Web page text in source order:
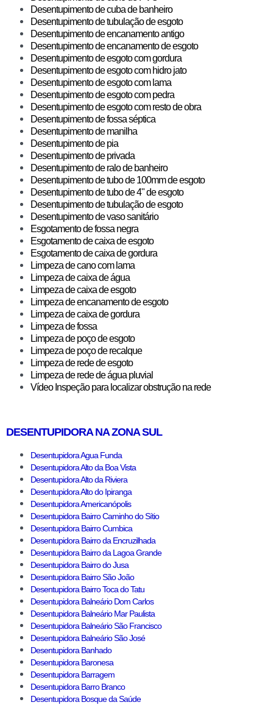
Desentupimento de cuba de banheiro
Desentupimento de tubulação de esgoto
Desentupimento de encanamento antigo
Desentupimento de encanamento de esgoto
Desentupimento de esgoto com gordura
Desentupimento de esgoto com hidro jato
Desentupimento de esgoto com lama
Desentupimento de esgoto com pedra
Desentupimento de esgoto com resto de obra
Desentupimento de fossa séptica
Desentupimento de manilha
Desentupimento de pia
Desentupimento de privada
Desentupimento de ralo de banheiro
Desentupimento de tubo de 100mm de esgoto
Desentupimento de tubo de 4" de esgoto
Desentupimento de tubulação de esgoto
Desentupimento de vaso sanitário
Esgotamento de fossa negra
Esgotamento de caixa de esgoto
Esgotamento de caixa de gordura
Limpeza de cano com lama
Limpeza de caixa de água
Limpeza de caixa de esgoto
Limpeza de encanamento de esgoto
Limpeza de caixa de gordura
Limpeza de fossa
Limpeza de poço de esgoto
Limpeza de poço de recalque
Limpeza de rede de esgoto
Limpeza de rede de água pluvial
Vídeo Inspeção para localizar obstrução na rede
DESENTUPIDORA NA ZONA SUL
Desentupidora Agua Funda
Desentupidora Alto da Boa Vista
Desentupidora Alto da Riviera
Desentupidora Alto do Ipiranga
Desentupidora Americanópolis
Desentupidora Bairro Caminho do Sítio
Desentupidora Bairro Cumbica
Desentupidora Bairro da Encruzilhada
Desentupidora Bairro da Lagoa Grande
Desentupidora Bairro do Jusa
Desentupidora Bairro São João
Desentupidora Bairro Toca do Tatu
Desentupidora Balneário Dom Carlos
Desentupidora Balneário Mar Paulista
Desentupidora Balneário São Francisco
Desentupidora Balneário São José
Desentupidora Banhado
Desentupidora Baronesa
Desentupidora Barragem
Desentupidora Barro Branco
Desentupidora Bosque da Saúde